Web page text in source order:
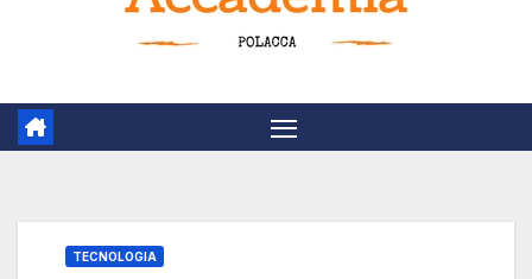
TECNOLOGIA